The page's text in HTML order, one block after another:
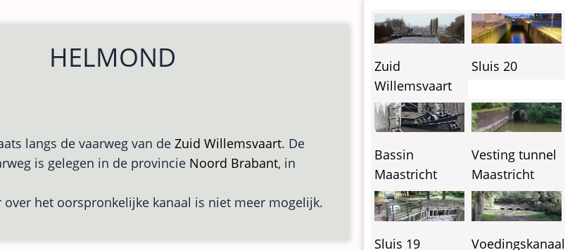
HELMOND
langs de vaarweg van de Zuid Willemsvaart. De
is gelegen in de provincie Noord Brabant, in
over het oorspronkelijke kanaal is niet meer mogelijk.
Zuid
Willemsvaart
Sluis 20
Bassin
Maastricht
Vesting tunnel
Maastricht
Sluis 19
Voedingskanaal